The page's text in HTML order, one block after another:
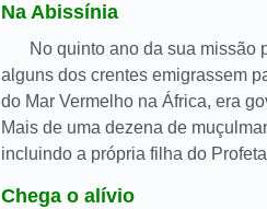
Na Abissínia
No quinto ano da sua missão
alguns dos crentes emigrassem
do Mar Vermelho na África, era
Mais de uma dezena de
incluindo a própria filha do
Chega o alívio